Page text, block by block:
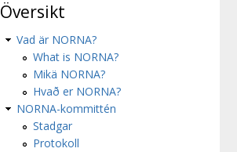
Översikt
Vad är NORNA?
What is NORNA?
Mikä NORNA?
Hvað er NORNA?
NORNA-kommittén
Stadgar
Protokoll